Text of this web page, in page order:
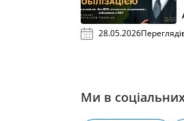
28.05.2026
Ми в